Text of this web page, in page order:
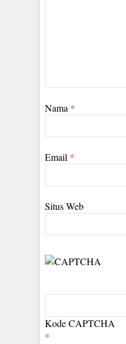
Nama *
Email *
Situs Web
Kode CAPTCHA
*